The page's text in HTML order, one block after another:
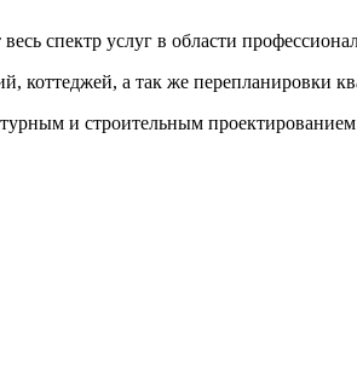
спектр услуг в области
а так же перепланировки
и строительным